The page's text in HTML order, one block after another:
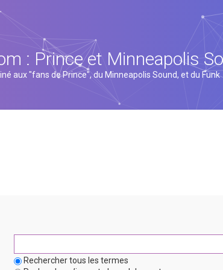
: Prince et Minneapolis
aux "fans de Prince", du Minneapolis Sound, et du Funk
Rechercher tous les termes